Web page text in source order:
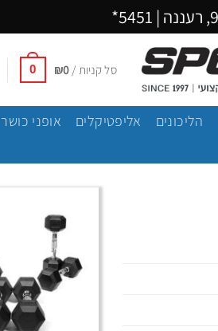
5451*
סל קניות / ₪0
0
הליכונים אליפטיקלים אופני כושר